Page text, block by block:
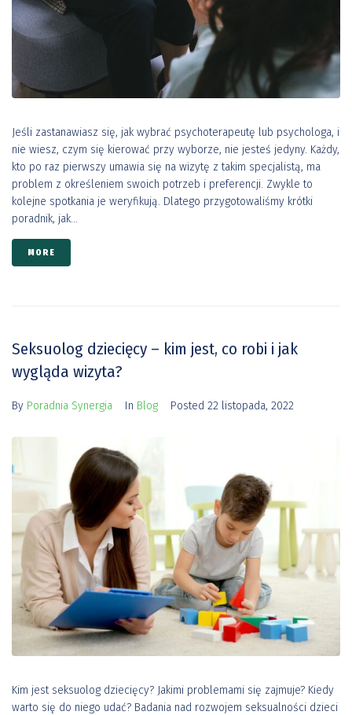
Jeśli zastanawiasz się, jak wybrać psychoterapeutę lub psychologa, i
nie wiesz, czym się kierować przy wyborze, nie jesteś jedyny. Każdy,
kto po raz pierwszy umawia się na wizytę z takim specjalistą, ma
problem z określeniem swoich potrzeb i preferencji. Zwykle to
kolejne spotkania je weryfikują. Dlatego przygotowaliśmy krótki
poradnik, jak...
MORE
Seksuolog dziecięcy – kim jest, co robi i jak
wygląda wizyta?
By Poradnia Synergia In Blog Posted 22 listopada, 2022
Kim jest seksuolog dziecięcy? Jakimi problemami się zajmuje? Kiedy
warto się do niego udać? Badania nad rozwojem seksualności dzieci